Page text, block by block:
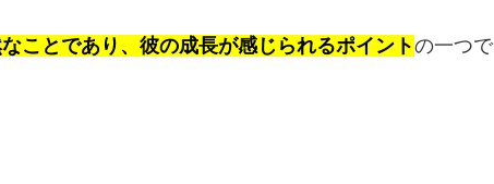
ことであり、彼の成長が感じられるポイントの一つで